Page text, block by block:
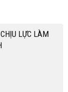
LỰC LÀM